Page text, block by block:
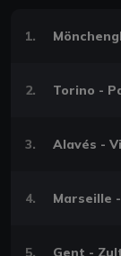
1.
2. Torino -
3. Alavés -
4. Marseille
5. Gent -